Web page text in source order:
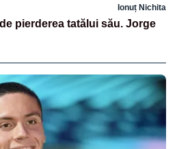
Ionuț Nichita
pierderea tatălui său. Jorge